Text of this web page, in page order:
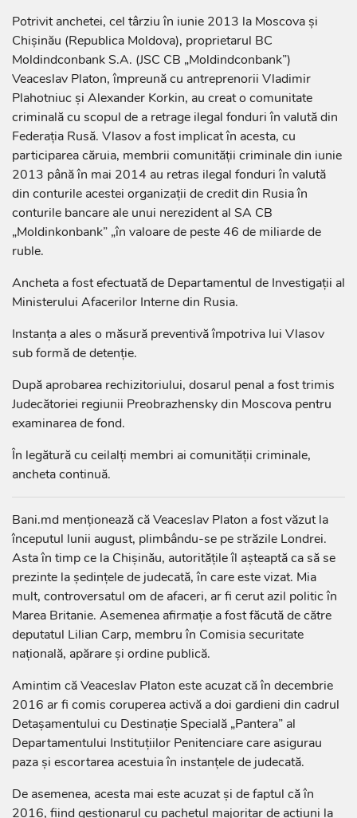
Potrivit anchetei, cel târziu în iunie 2013 la Moscova și
Chișinău (Republica Moldova), proprietarul BC
Moldindconbank S.A. (JSC CB „Moldindconbank”)
Veaceslav Platon, împreună cu antreprenorii Vladimir
Plahotniuc și Alexander Korkin, au creat o comunitate
criminală cu scopul de a retrage ilegal fonduri în valută din
Federația Rusă. Vlasov a fost implicat în acesta, cu
participarea căruia, membrii comunității criminale din iunie
2013 până în mai 2014 au retras ilegal fonduri în valută
din conturile acestei organizații de credit din Rusia în
conturile bancare ale unui nerezident al SA CB
„Moldinkonbank” „în valoare de peste 46 de miliarde de
ruble.
Ancheta a fost efectuată de Departamentul de Investigații al
Ministerului Afacerilor Interne din Rusia.
Instanța a ales o măsură preventivă împotriva lui Vlasov
sub formă de detenție.
După aprobarea rechizitoriului, dosarul penal a fost trimis
Judecătoriei regiunii Preobrazhensky din Moscova pentru
examinarea de fond.
În legătură cu ceilalți membri ai comunității criminale,
ancheta continuă.
Bani.md menționează că Veaceslav Platon a fost văzut la
începutul lunii august, plimbându-se pe străzile Londrei.
Asta în timp ce la Chișinău, autoritățile îl așteaptă ca să se
prezinte la ședințele de judecată, în care este vizat. Mia
mult, controversatul om de afaceri, ar fi cerut azil politic în
Marea Britanie. Asemenea afirmație a fost făcută de către
deputatul Lilian Carp, membru în Comisia securitate
națională, apărare și ordine publică.
Amintim că Veaceslav Platon este acuzat că în decembrie
2016 ar fi comis coruperea activă a doi gardieni din cadrul
Detaşamentului cu Destinaţie Specială „Pantera” al
Departamentului Instituţiilor Penitenciare care asigurau
paza şi escortarea acestuia în instanțele de judecată.
De asemenea, acesta mai este acuzat și de faptul că în
2016, fiind gestionarul cu pachetul majoritar de acţiuni la